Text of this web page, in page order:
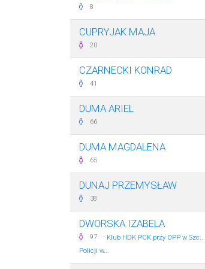
8
CUPRYJAK MAJA
20
CZARNECKI KONRAD
41
DUMA ARIEL
66
DUMA MAGDALENA
65
DUNAJ PRZEMYSŁAW
38
DWORSKA IZABELA
97 · Klub HDK PCK przy OPP w Szc...
Policji w...